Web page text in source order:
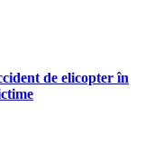
de elicopter în